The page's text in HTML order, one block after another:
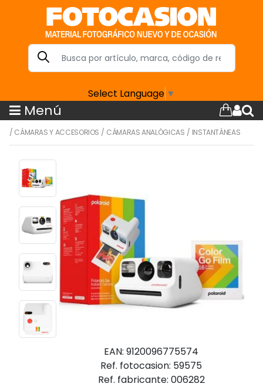
Select Language ▼
Menú
/ CÁMARAS Y ACCESORIOS / CÁMARAS ANALÓGICAS / INSTANTÁNEAS
EAN: 9120096775574
Ref. fotocasion: 59575
Ref. fabricante: 006282